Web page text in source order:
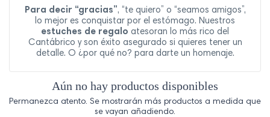
Para decir “gracias”, “te quiero” o “seamos amigos”,
lo mejor es conquistar por el estómago. Nuestros
estuches de regalo atesoran lo más rico del
Cantábrico y son éxito asegurado si quieres tener un
detalle. O ¿por qué no? para darte un homenaje.
Aún no hay productos disponibles
Permanezca atento. Se mostrarán más productos a medida que
se vayan añadiendo.